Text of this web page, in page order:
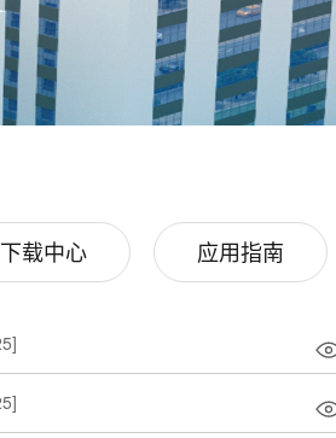
下载中心 应用指南